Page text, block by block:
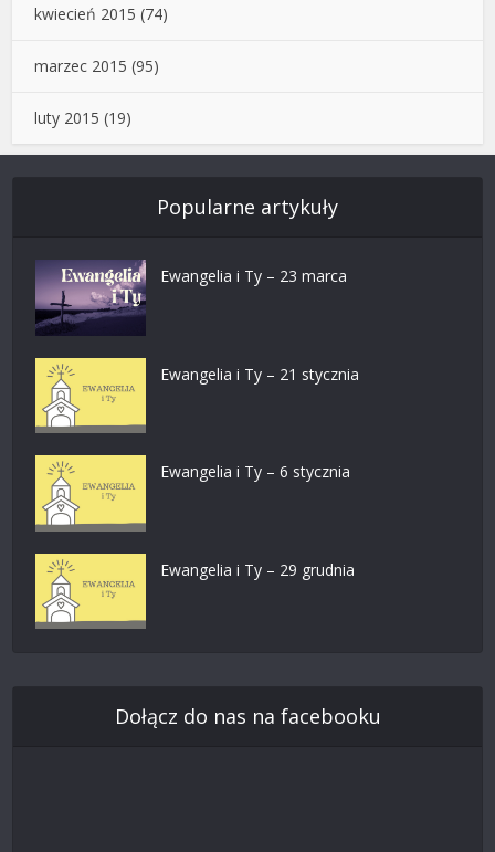
kwiecień 2015 (74)
marzec 2015 (95)
luty 2015 (19)
Popularne artykuły
Ewangelia i Ty – 23 marca
Ewangelia i Ty – 21 stycznia
Ewangelia i Ty – 6 stycznia
Ewangelia i Ty – 29 grudnia
Dołącz do nas na facebooku